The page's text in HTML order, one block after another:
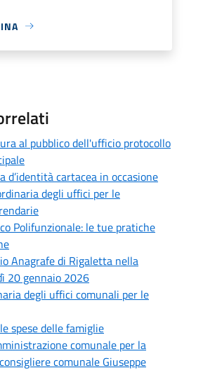
al pubblico dell'ufficio protocollo
d’identità cartacea in occasione
degli uffici per le
Polifunzionale: le tue pratiche
Anagrafe di Rigaletta nella
20 gennaio 2026
degli uffici comunali per le
spese delle famiglie
comunale per la
comunale Giuseppe